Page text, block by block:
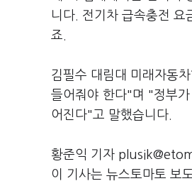
니다. 전기차 급속충전 요
죠.
김필수 대림대 미래자동
들어줘야 한다"며 "정부
어진다"고 말했습니다.
황준익 기자
이 기사는 뉴스토마토 보